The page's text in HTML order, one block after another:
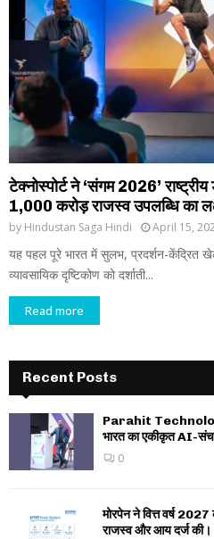
टेक्नोस्पोर्ट ने ‘संगम 2026’
₹1,000 करोड़ राजस्व उपलब्धि का
by Hindustan Saga Hindi April 15,
यह पहल पूरे भारत में सुलभ, प्रदर्शन-केंद्रित
व्यावसायिक दृष्टिकोण को दर्शाती...
Read more
Recent Posts
Parahit
भारत का एकीकृत AI-
0
मोरपेन ने वित्त वर्ष
राजस्व और आय दर्ज